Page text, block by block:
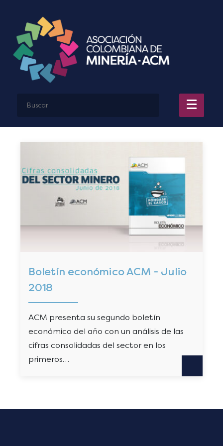
Boletín económico ACM - Julio
2018
ACM presenta su segundo boletín
económico del año con un análisis de las
cifras consolidadas del sector en los
primeros…